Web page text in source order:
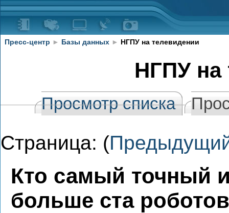
Пресс-центр ► Базы данных ► НГПУ на телевидении
НГПУ на
Просмотр списка
Страница: (
Кто самый точный
больше ста